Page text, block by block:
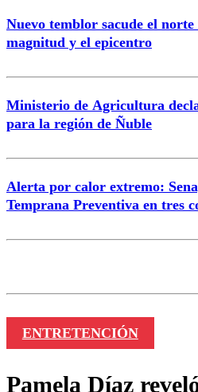
Nuevo temblor sacude el
magnitud y el epicentro
Ministerio de Agricultura
para la región de Ñuble
Alerta por calor extremo:
Temprana Preventiva en tres
ENTRETENCIÓN
Pamela Díaz